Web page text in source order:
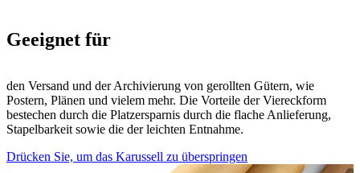
Geeignet für
den Versand und der Archivierung von gerollten Gütern, wie
Postern, Plänen und vielem mehr. Die Vorteile der Viereckform
bestechen durch die Platzersparnis durch die flache Anlieferung,
Stapelbarkeit sowie die der leichten Entnahme.
Drücken Sie, um das Karussell zu überspringen